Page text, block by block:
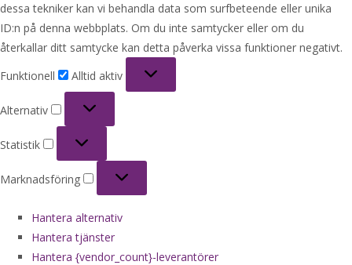
dessa tekniker kan vi behandla data som surfbeteende eller unika
ID:n på denna webbplats. Om du inte samtycker eller om du
återkallar ditt samtycke kan detta påverka vissa funktioner negativt.
Funktionell
Alltid aktiv
Alternativ
Statistik
Marknadsföring
Hantera alternativ
Hantera tjänster
Hantera {vendor_count}-leverantörer